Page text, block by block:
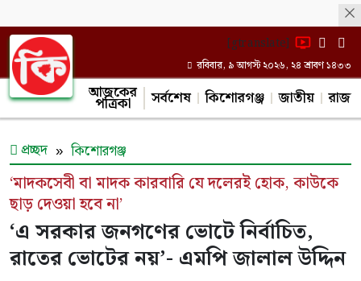
[gtranslate]
রবিবার, ৯ আগস্ট ২০২৬, ২৪ শ্রাবণ ১৪৩৩
আজকের
পত্রিকা সর্বশেষ কিশোরগঞ্জ জাতীয়
প্রচ্ছদ কিশোরগঞ্জ
‘মাদকসেবী বা মাদক কারবারি যে দলেরই হোক, কাউকে
ছাড় দেওয়া হবে না’
‘এ সরকার জনগণের ভোটে নির্বাচিত,
রাতের ভোটের নয়’- এমপি জালাল উদ্দিন